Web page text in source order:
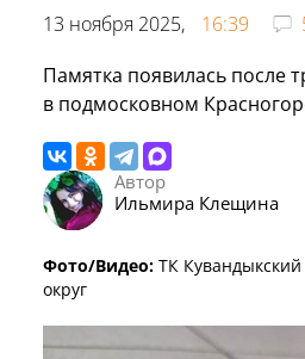
13 ноября 2025, 16:39
Памятка появилась после
в подмосковном
Автор
Ильмира Клещина
Фото/Видео: ТК
округ